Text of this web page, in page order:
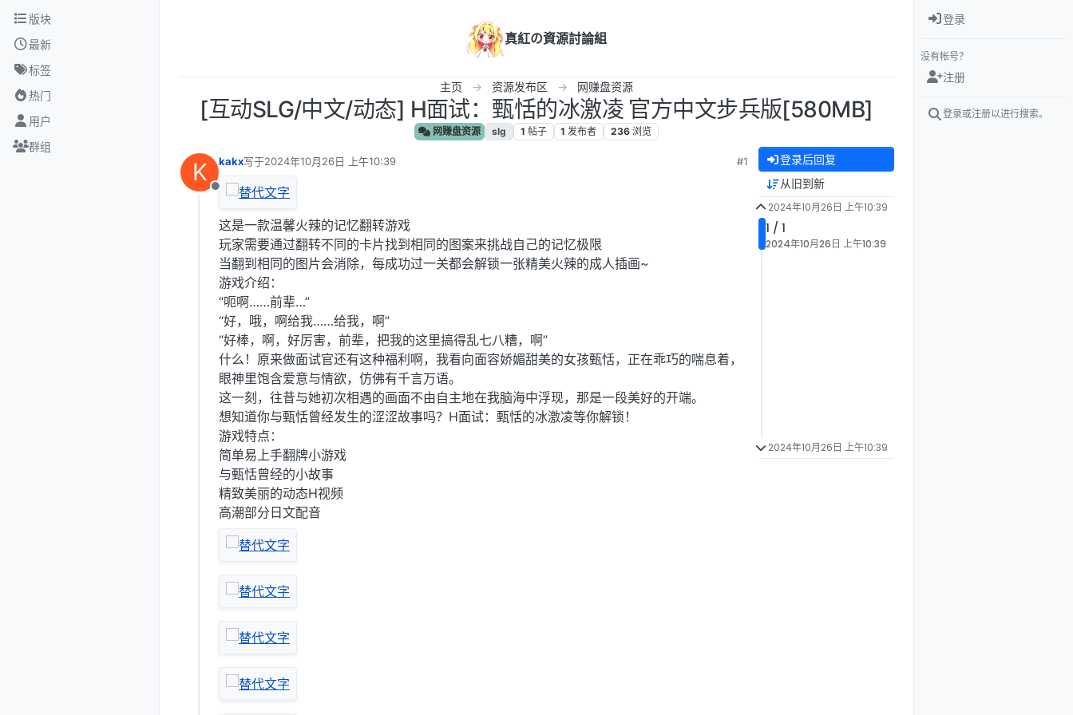
跳转至内容
版块
最新
标签
热门
用户
群组
真紅の資源討論組
主页 资源发布区 网赚盘资源
[互动SLG/中文/动态] H面试：甄恬的冰激凌 官方中文步兵版[580MB]
网赚盘资源 slg 1 帖子 1 发布者 236 浏览
K
离线
kakx写于2024年10月26日 上午10:39
最后由 编辑
#1
这是一款温馨火辣的记忆翻转游戏
玩家需要通过翻转不同的卡片找到相同的图案来挑战自己的记忆极限
当翻到相同的图片会消除，每成功过一关都会解锁一张精美火辣的成人插画~
游戏介绍：
“呃啊……前辈…”
“好，哦，啊给我……给我，啊”
“好棒，啊，好厉害，前辈，把我的这里搞得乱七八糟，啊”
什么！原来做面试官还有这种福利啊，我看向面容娇媚甜美的女孩甄恬，正在乖巧的喘息着，
眼神里饱含爱意与情欲，仿佛有千言万语。
这一刻，往昔与她初次相遇的画面不由自主地在我脑海中浮现，那是一段美好的开端。
想知道你与甄恬曾经发生的涩涩故事吗？H面试：甄恬的冰激凌等你解锁！
游戏特点：
简单易上手翻牌小游戏
与甄恬曾经的小故事
精致美丽的动态H视频
高潮部分日文配音
登录后回复
从旧到新
2024年10月26日 上午10:39
1 / 1
2024年10月26日 上午10:39
2024年10月26日 上午10:39
登录
没有帐号？
注册
登录或注册以进行搜索。